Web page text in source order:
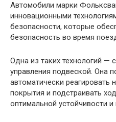
Автомобили марки
инновационными
безопасности, которые
безопасность во время
Одна из таких технологий —
управления подвеской. Она
автоматически реагировать
покрытия и подстраивать
оптимальной устойчивости